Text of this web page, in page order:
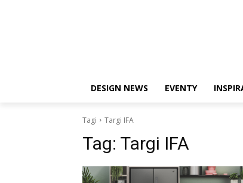
DESIGN NEWS EVENTY
Tagi Targi IFA
Tag: Targi IFA